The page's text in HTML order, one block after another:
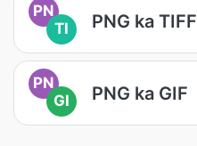
PN
TI
PNG ka TIFF
PN
GI
PNG ka GIF